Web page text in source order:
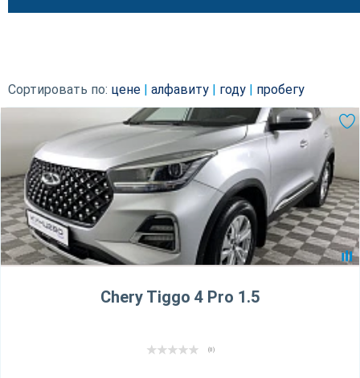
Сортировать по: цене алфавиту году пробегу
Chery Tiggo 4 Pro 1.5
(0)